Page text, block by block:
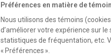
COURS//
Préférences en matière de
Nous utilisons des témoins
d’améliorer votre expérience sur le
statistiques de fréquentation, etc.
« Préférences ».